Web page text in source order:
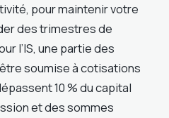
pour maintenir votre
des trimestres de
l’IS, une partie des
soumise à cotisations
10 % du capital
et des sommes